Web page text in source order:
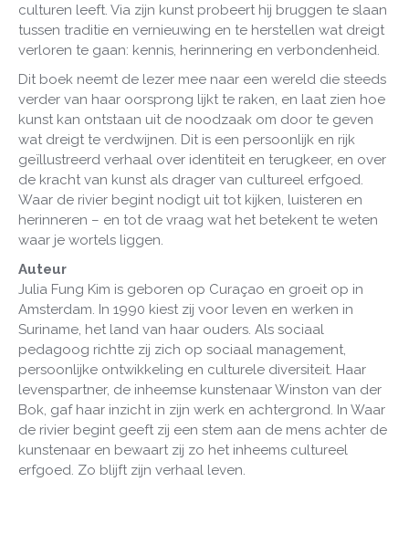
culturen leeft. Via zijn kunst probeert hij bruggen te slaan
tussen traditie en vernieuwing en te herstellen wat dreigt
verloren te gaan: kennis, herinnering en verbondenheid.
Dit boek neemt de lezer mee naar een wereld die steeds
verder van haar oorsprong lijkt te raken, en laat zien hoe
kunst kan ontstaan uit de noodzaak om door te geven
wat dreigt te verdwijnen. Dit is een persoonlijk en rijk
geïllustreerd verhaal over identiteit en terugkeer, en over
de kracht van kunst als drager van cultureel erfgoed.
Waar de rivier begint nodigt uit tot kijken, luisteren en
herinneren – en tot de vraag wat het betekent te weten
waar je wortels liggen.
Auteur
Julia Fung Kim is geboren op Curaçao en groeit op in
Amsterdam. In 1990 kiest zij voor leven en werken in
Suriname, het land van haar ouders. Als sociaal
pedagoog richtte zij zich op sociaal management,
persoonlijke ontwikkeling en culturele diversiteit. Haar
levenspartner, de inheemse kunstenaar Winston van der
Bok, gaf haar inzicht in zijn werk en achtergrond. In Waar
de rivier begint geeft zij een stem aan de mens achter de
kunstenaar en bewaart zij zo het inheems cultureel
erfgoed. Zo blijft zijn verhaal leven.